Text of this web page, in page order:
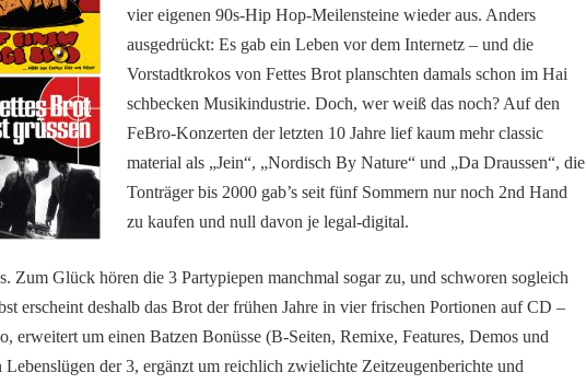
vier eigenen 90s-Hip Hop-Meilensteine wieder aus. Anders
ausgedrückt: Es gab ein Leben vor dem Internetz – und die
Vorstadtkrokos von Fettes Brot planschten damals schon im Hai
schbecken Musikindustrie. Doch, wer weiß das noch? Auf den
FeBro-Konzerten der letzten 10 Jahre lief kaum mehr classic
material als „Jein“, „Nordisch By Nature“ und „Da Draussen“, die
Tonträger bis 2000 gab’s seit fünf Sommern nur noch 2nd Hand
zu kaufen und null davon je legal-digital.
Zum Glück hören die 3 Partypiepen manchmal sogar zu, und schworen sogleich
erscheint deshalb das Brot der frühen Jahre in vier frischen Portionen auf CD –
erweitert um einen Batzen Bonüsse (B-Seiten, Remixe, Features, Demos und
der 3, ergänzt um reichlich zwielichte Zeitzeugenberichte und